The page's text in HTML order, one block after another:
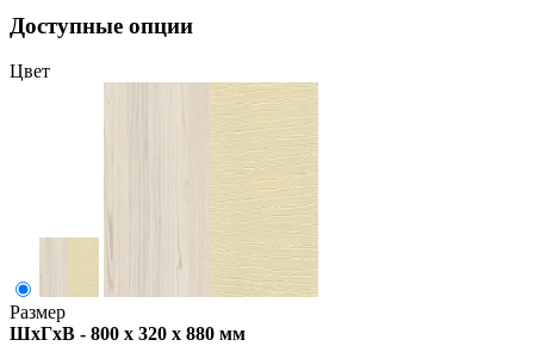
Доступные опции
Цвет
Размер
ШxГxВ - 800 x 320 x 880 мм